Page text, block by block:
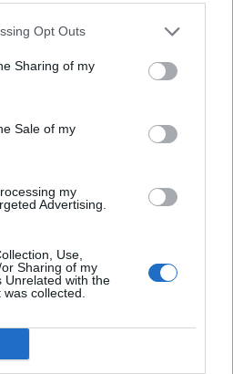
Opt Outs
Sharing of my
Sale of my
my
Advertising.
Use,
Sharing of my
Unrelated with the
collected.
– Μεγάλη